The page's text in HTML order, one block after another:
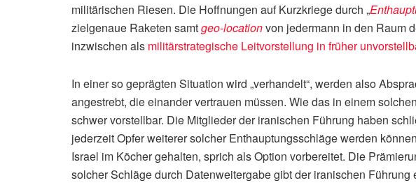
militärischen Riesen. Die Hoffnungen auf Kurzkriege durch „
zielgenaue Raketen samtgeo-locationvon jedermann in den Raum
inzwischen als militärstrategische Leitvorstellung in früher
In einer so geprägten Situation wird „verhandelt“, werden also
angestrebt, die einander vertrauen müssen. Wie das in einem
schwer vorstellbar. Die Mitglieder der iranischen Führung haben
jederzeit Opfer weiterer solcher Enthauptungsschläge werden
Israel im Köcher gehalten, sprich als Option vorbereitet. Die
solcher Schläge durch Datenweitergabe gibt der iranischen